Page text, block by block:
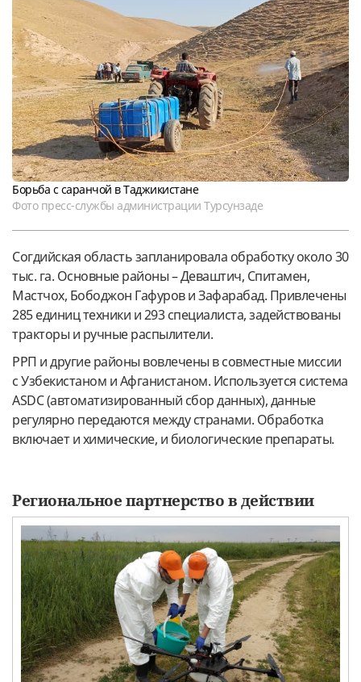
Борьба с саранчой в Таджикистане
Фото пресс-службы администрации Турсунзаде
Согдийская область запланировала обработку около 30
тыс. га. Основные районы – Деваштич, Спитамен,
Мастчох, Бободжон Гафуров и Зафарабад. Привлечены
285 единиц техники и 293 специалиста, задействованы
тракторы и ручные распылители.
РРП и другие районы вовлечены в совместные миссии
с Узбекистаном и Афганистаном. Используется система
ASDC (автоматизированный сбор данных), данные
регулярно передаются между странами. Обработка
включает и химические, и биологические препараты.
Региональное партнерство в действии